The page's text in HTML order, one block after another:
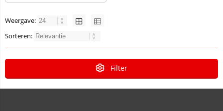
Weergave:
Sorteren:
Filter